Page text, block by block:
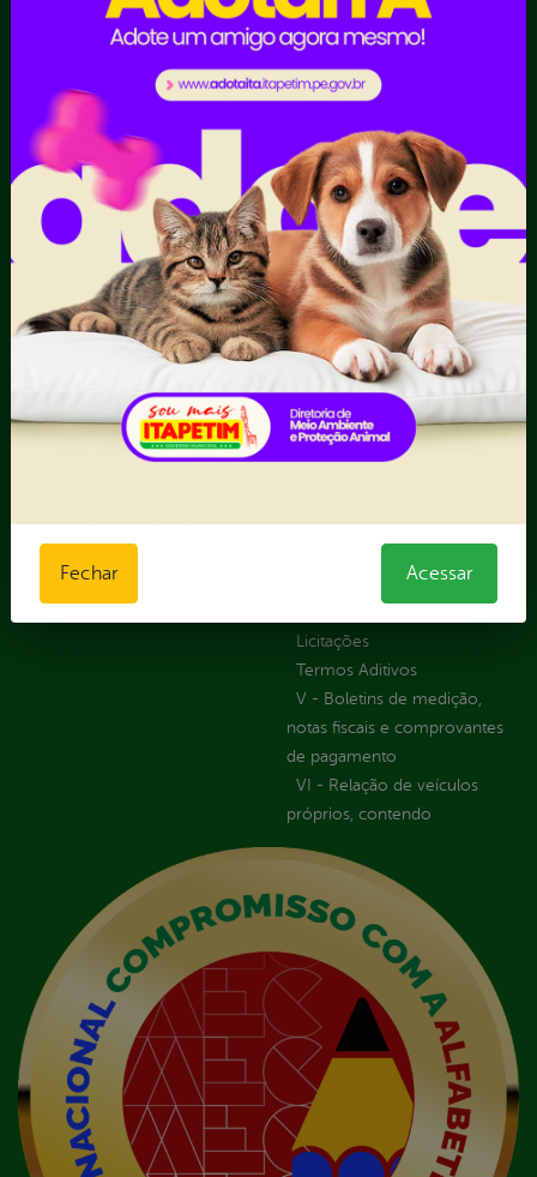
Obras Públicas
Prestação de Contas
Recursos Humanos
Ouvidoria
Acompanhar uma
Atendimento via WhatsApp
Competências da Ouvidoria
Dúvidas? Acesse o FAQ
Informações Importantes
Relatórios Anuais
Portal Transporte
Escolar
Contratos
Contratos Administrativos
Despesas
I - Anexo I - Ficha de
Registro de Fornecedor -
Forma Indireta
II - Anexo II - Ficha de
III - Anexo III - Planilha
IV - Rotas georreferenciadas
Licitações
Termos Aditivos
V - Boletins de medição,
notas fiscais e comprovantes
de pagamento
VI - Relação de veículos
próprios, contendo
Fechar Acessar